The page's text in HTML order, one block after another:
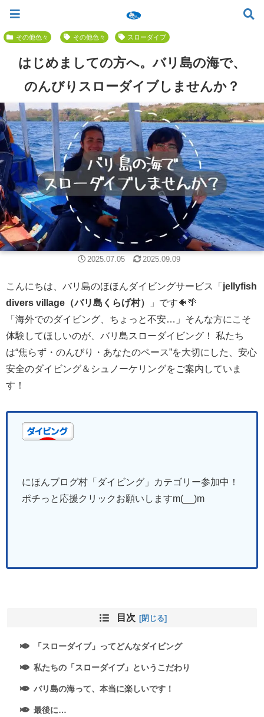
バリ島でいちばん優しい初心者専門 ≫
その他色々 その他色々 スローダイブ
はじめましての方へ。バリ島の海で、
のんびりスローダイブしませんか？
2025.07.05 2025.09.09
こんにちは、バリ島のほほんダイビングサービス「 jellyfish
divers village （バリ島くらげ村）
」です🐠🌴
「海外でのダイビング、ちょっと不安…」そんな方にこそ
体験してほしいのが、バリ島スローダイビング！ 私たち
は“焦らず・のんびり・あなたのペース”を大切にした、安心
安全のダイビング＆シュノーケリングをご案内していま
す！
にほんブログ村「ダイビング 」
カテゴリー参加中！
ポチっと応援クリックお願いしますm(__)m
目次
「スローダイブ」ってどんなダイビング
私たちの「スローダイブ」というこだわり
バリ島の海って、本当に楽しいです！
最後に…